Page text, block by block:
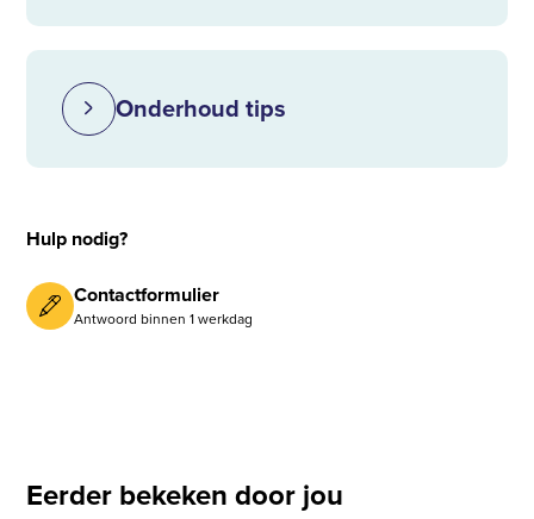
Onderhoud tips
Hulp nodig?
Contactformulier
Antwoord binnen 1 werkdag
Eerder bekeken door jou